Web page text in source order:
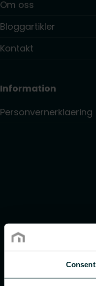
Consent
Om oss
Bloggartikler
Kontakt
Information
Personvernerklaering